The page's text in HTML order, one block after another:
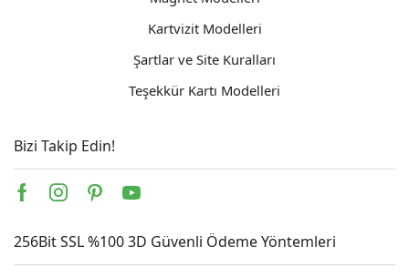
Kartvizit Modelleri
Şartlar ve Site Kuralları
Teşekkür Kartı Modelleri
Bizi Takip Edin!
Facebook
Instagram
PinterestYoutube
256Bit SSL %100 3D Güvenli Ödeme Yöntemleri